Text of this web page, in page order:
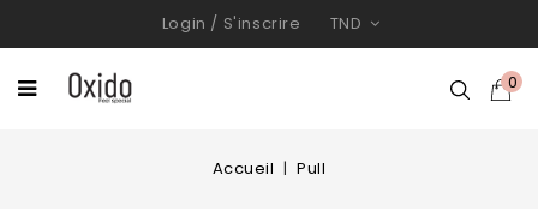
Login / S'inscrire TND
0
Accueil Pull